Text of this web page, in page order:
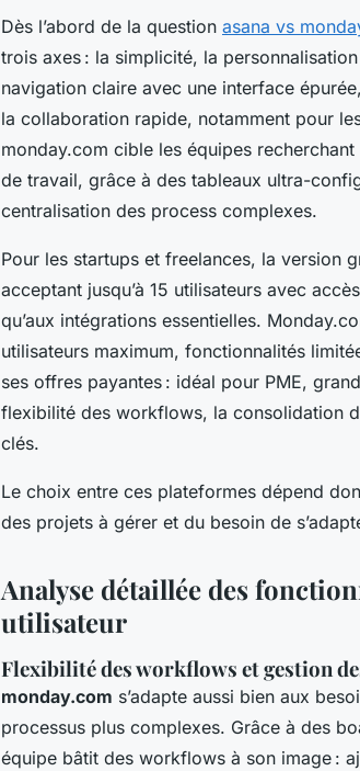
Dès l’abord de la question asana vs
trois axes : la simplicité, la
navigation claire avec une interface
la collaboration rapide, notamment pour
monday.com cible les équipes
de travail, grâce à des tableaux ultra-
centralisation des process complexes.
Pour les startups et freelances, la version
acceptant jusqu’à 15 utilisateurs avec
qu’aux intégrations essentielles.
utilisateurs maximum, fonctionnalités
ses offres payantes : idéal pour PME,
flexibilité des workflows, la consolidation
clés.
Le choix entre ces plateformes dépend
des projets à gérer et du besoin de
Analyse détaillée des
utilisateur
Flexibilité des workflows et gestion
monday.com s’adapte aussi bien aux
processus plus complexes. Grâce à des
équipe bâtit des workflows à son image :